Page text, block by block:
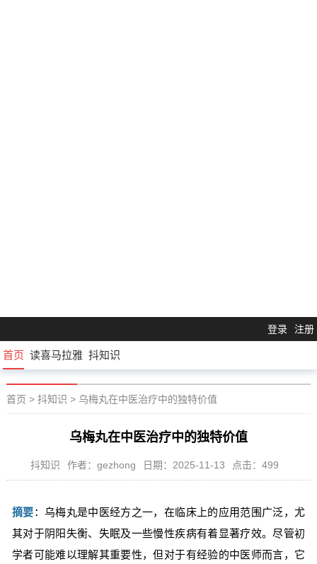
登录 注册
首页 读喜马拉雅 抖知识
首页 > 抖知识 > 乌梅丸在中医治疗中的独特价值
乌梅丸在中医治疗中的独特价值
抖知识 作者：gezhong 日期：2025-11-13 点击：499
摘要：乌梅丸是中医经方之一，在临床上的应用范围广泛，尤
其对于阴阳失衡、失眠及一些慢性疾病有着显著疗效。尽管初
学者可能难以理解其重要性，但对于有经验的中医师而言，它